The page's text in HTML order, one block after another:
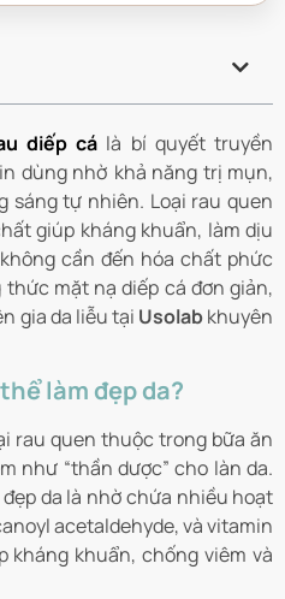
diếp cá là bí quyết truyền
dùng nhờ khả năng trị mụn,
sáng tự nhiên. Loại rau quen
giúp kháng khuẩn, làm dịu
cần đến hóa chất phức
mặt nạ diếp cá đơn giản,
gia da liễu tại Usolabkhuyên
làm đẹp da?
rau quen thuộc trong bữa ăn
như “thần dược” cho làn da.
da là nhờ chứa nhiều hoạt
acetaldehyde, và vitamin
kháng khuẩn, chống viêm và